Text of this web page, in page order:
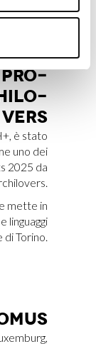
PRO­
VERS
è stato
uno dei
2025 da
mette in
linguaggi
Torino.